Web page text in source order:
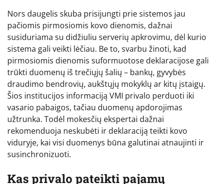
Nors daugelis skuba prisijungti prie sistemos jau
pačiomis pirmosiomis kovo dienomis, dažnai
susiduriama su didžiuliu serverių apkrovimu, dėl kurio
sistema gali veikti lėčiau. Be to, svarbu žinoti, kad
pirmosiomis dienomis suformuotose deklaracijose gali
trūkti duomenų iš trečiųjų šalių – bankų, gyvybės
draudimo bendrovių, aukštųjų mokyklų ar kitų įstaigų.
Šios institucijos informaciją VMI privalo perduoti iki
vasario pabaigos, tačiau duomenų apdorojimas
užtrunka. Todėl mokesčių ekspertai dažnai
rekomenduoja neskubėti ir deklaraciją teikti kovo
viduryje, kai visi duomenys būna galutinai atnaujinti ir
susinchronizuoti.
Kas privalo pateikti pajamų